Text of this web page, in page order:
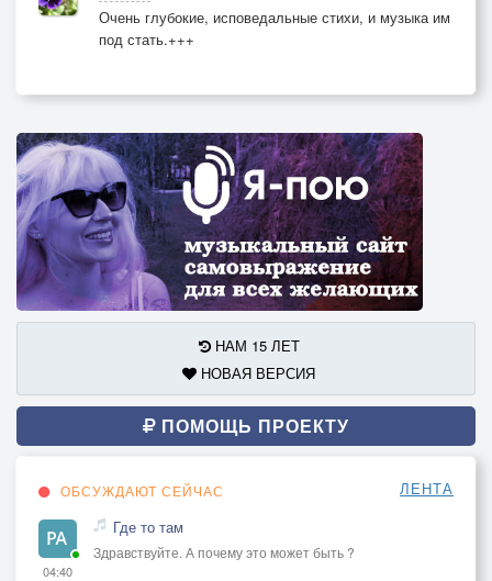
Очень глубокие, исповедальные стихи, и музыка им
под стать.+++
НАМ 15 ЛЕТ
НОВАЯ ВЕРСИЯ
ПОМОЩЬ ПРОЕКТУ
ОБСУЖДАЮТ СЕЙЧАС ЛЕНТА
04:40
Где то там
Здравствуйте. А почему это может быть ?